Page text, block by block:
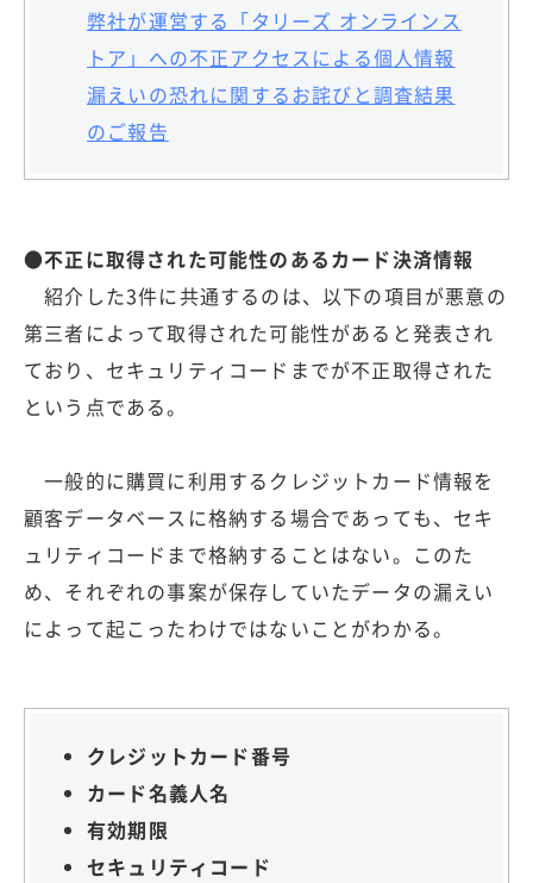
弊社が運営する「タリーズ オンラインス
トア」への不正アクセスによる個人情報
漏えいの恐れに関するお詫びと調査結果
のご報告
●不正に取得された可能性のあるカード決済情報
紹介した3件に共通するのは、以下の項目が悪意の
第三者によって取得された可能性があると発表され
ており、セキュリティコードまでが不正取得された
という点である。
一般的に購買に利用するクレジットカード情報を
顧客データベースに格納する場合であっても、セキ
ュリティコードまで格納することはない。このた
め、それぞれの事案が保存していたデータの漏えい
によって起こったわけではないことがわかる。
クレジットカード番号
カード名義人名
有効期限
セキュリティコード